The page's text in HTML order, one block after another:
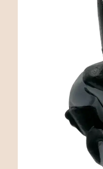
ikonische
und Harley
der Kollektion
Jede Caganer-
und in hoher
Superhelden –
bis hin zu
Diese
Geschenk für